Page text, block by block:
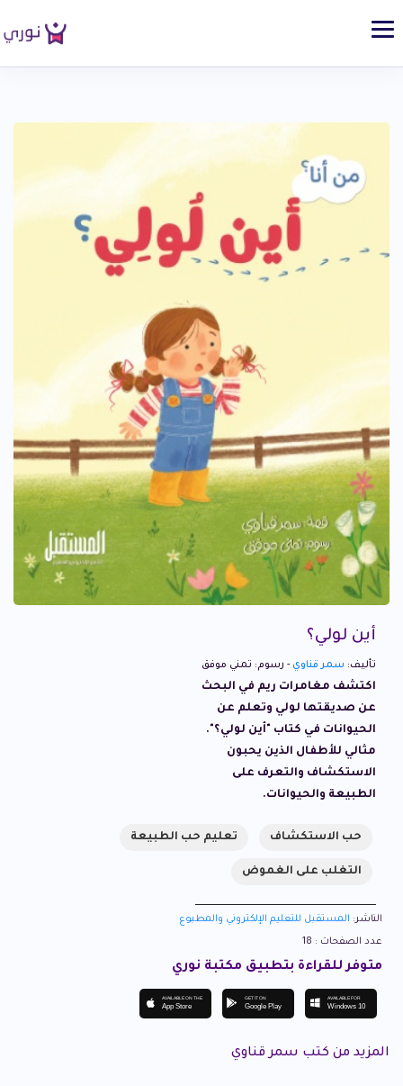
أين لولي؟
تأليف: سمر قناوي - رسوم: تمني موفق
اكتشف مغامرات ريم في البحث
عن صديقتها لولي وتعلم عن
الحيوانات في كتاب "أين لولي؟".
مثالي للأطفال الذين يحبون
الاستكشاف والتعرف على
الطبيعة والحيوانات.
حب الاستكشاف تعليم حب الطبيعة
التغلب على الغموض
الناشر: المستقبل للتعليم الإلكتروني والمطبوع
عدد الصفحات : 18
متوفر للقراءة بتطبيق مكتبة نوري
AVAILABLE ON THE
App Store
GET IT ON
Google Play
AVAILABLE FOR
Windows 10
المزيد من كتب سمر قناوي